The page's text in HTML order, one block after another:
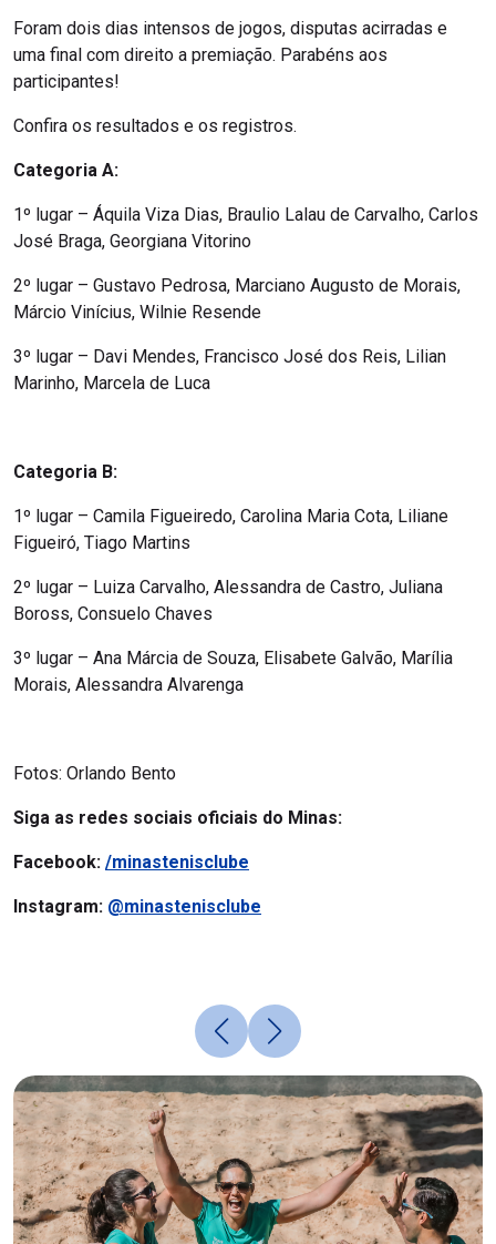
Foram dois dias intensos de jogos, disputas acirradas e
uma final com direito a premiação. Parabéns aos
participantes!
Confira os resultados e os registros.
Categoria A:
1º lugar – Áquila Viza Dias, Braulio Lalau de Carvalho, Carlos
José Braga, Georgiana Vitorino
2º lugar – Gustavo Pedrosa, Marciano Augusto de Morais,
Márcio Vinícius, Wilnie Resende
3º lugar – Davi Mendes, Francisco José dos Reis, Lilian
Marinho, Marcela de Luca
Categoria B:
1º lugar – Camila Figueiredo, Carolina Maria Cota, Liliane
Figueiró, Tiago Martins
2º lugar – Luiza Carvalho, Alessandra de Castro, Juliana
Boross, Consuelo Chaves
3º lugar – Ana Márcia de Souza, Elisabete Galvão, Marília
Morais, Alessandra Alvarenga
Fotos: Orlando Bento
Siga as redes sociais oficiais do Minas:
Facebook: /minastenisclube
Instagram: @minastenisclube